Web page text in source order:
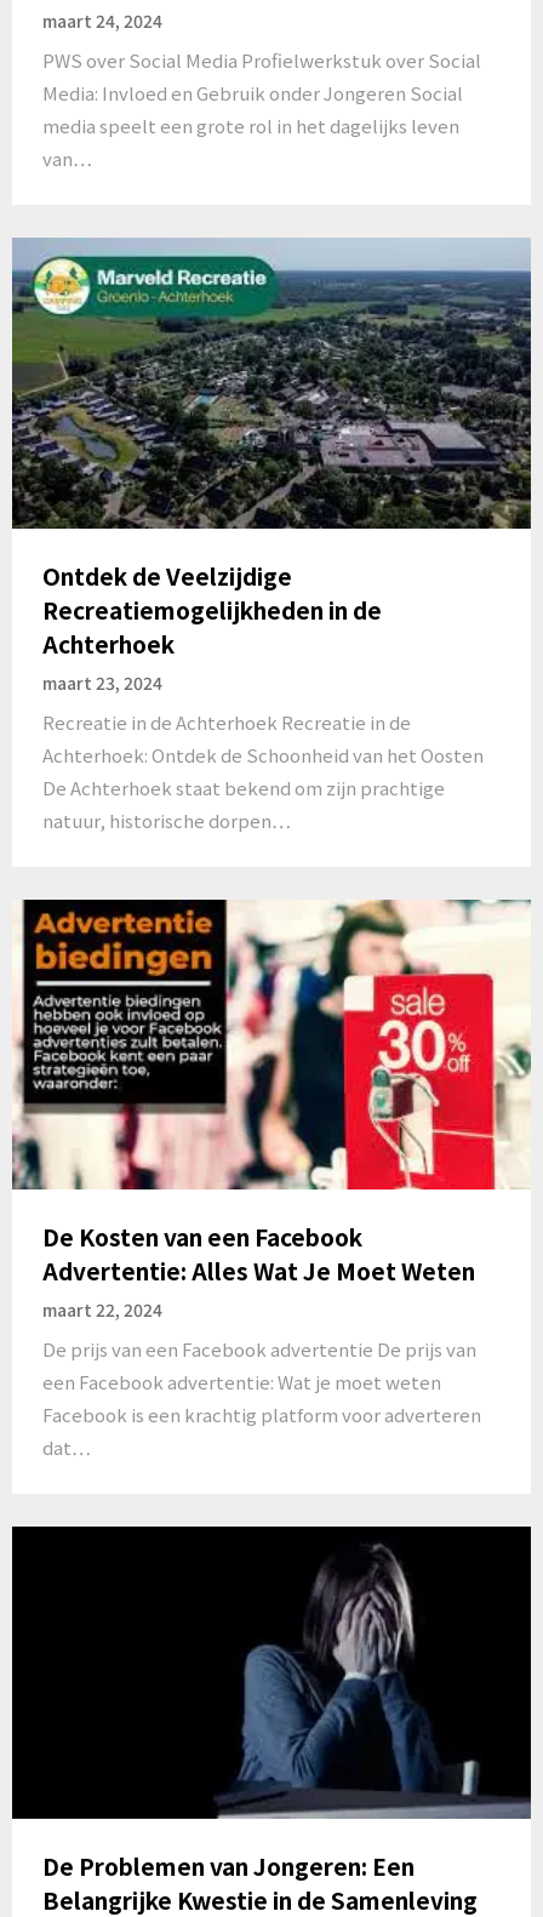
maart 24, 2024
PWS over Social Media Profielwerkstuk over Social
Media: Invloed en Gebruik onder Jongeren Social
media speelt een grote rol in het dagelijks leven
van…
Ontdek de Veelzijdige
Recreatiemogelijkheden in de
Achterhoek
maart 23, 2024
Recreatie in de Achterhoek Recreatie in de
Achterhoek: Ontdek de Schoonheid van het Oosten
De Achterhoek staat bekend om zijn prachtige
natuur, historische dorpen…
De Kosten van een Facebook
Advertentie: Alles Wat Je Moet Weten
maart 22, 2024
De prijs van een Facebook advertentie De prijs van
een Facebook advertentie: Wat je moet weten
Facebook is een krachtig platform voor adverteren
dat…
De Problemen van Jongeren: Een
Belangrijke Kwestie in de Samenleving